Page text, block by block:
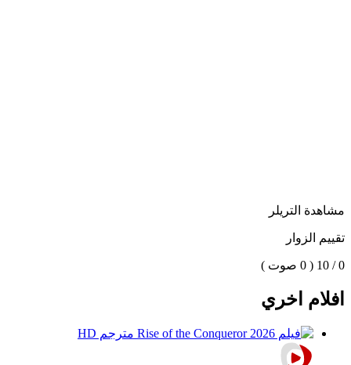
مشاهدة التريلر
تقييم الزوار
0 / 10 ( 0 صوت )
افلام اخري